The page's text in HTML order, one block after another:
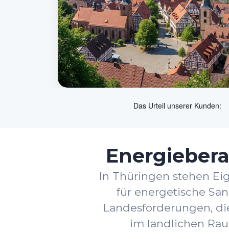
In Thüringen stehen
für energetische
Landesförderungen,
im ländlichen